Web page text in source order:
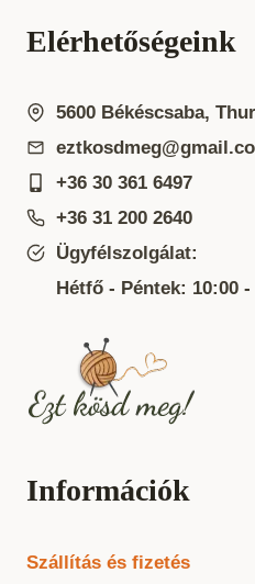
Elérhetőségeink
5600 Békéscsaba,
+36 30 361 6497
+36 31 200 2640
Ügyfélszolgálat:
Hétfő - Péntek: 10:00 -
Információk
Szállítás és fizetés